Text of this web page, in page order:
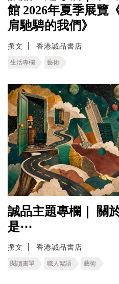
館 2026年夏季展覽
肩馳騁的我們》
撰文 香港誠品書店
生活專欄 藝術
誠品主題專欄｜ ​關
是⋯
撰文 香港誠品書店
閱讀書單 職人絮語 藝術